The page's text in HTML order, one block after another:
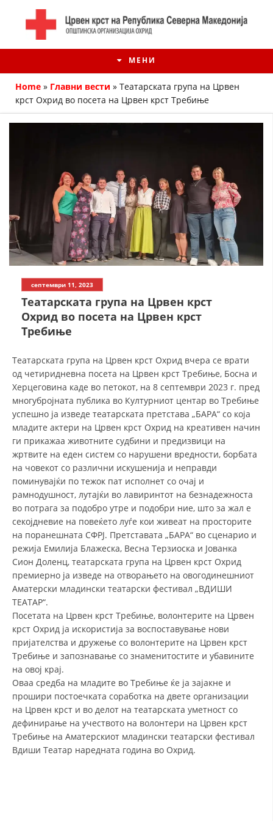
МЕНИ
ИСТОРИЈАТ НА ЦКРМ
ИСТОРИЈАТ НА ДВИЖЕЊЕТО
СТРУКТУРА НА ОРГАНИЗАЦИЈАТА
КОНТАКТ ИНФОРМАЦИИ
ЧЛЕНСТВО ВО ПРОФЕСИОНАЛНИ ТЕЛА
ЗАКОН ЗА ЦКРМ
СТАТУТ НА ЦКРМ
ОРГАНИЗАЦИЈА И РАЗВОЈ
РАКОВОДЕН ОДБОР
СОБРАНИЕ
СТРУКТУРА И ОРГАНИЗАЦИОНА ПОСТАВЕНОСТ
ДИСЕМИНАЦИЈА
MЕЃУНАРОДНО ХУМАНИТАРНО ПРАВО
УПОТРЕБА И ЗАШТИТА НА АМБЛЕМОТ
СОЦИЈАЛНО ХУМАНИТАРНА ДЕЈНОСТ
ПОДГОТВЕНОСТ И ДЕЈСТВО ПРИ КАТАСТРОФИ
ТИМОВИ НА ООЦК ОХРИД
ПРОЕКТИ – ПОДГОТВЕНОСТ И ДЕЈСТВУВАЊЕ ПРИ КАТАСТРОФИ
Home » Главни вести » Театарската група на Црвен
крст Охрид во посета на Црвен крст Требиње
септември 11, 2023
Театарската група на Црвен крст
Охрид во посета на Црвен крст
Требиње
Театарската група на Црвен крст Охрид вчера се врати
од четиридневна посета на Црвен крст Требиње, Босна и
Херцеговина каде во петокот, на 8 септември 2023 г. пред
многубројната публика во Културниот центар во Требиње
успешно ја изведе театарската претстава „БАРА“ со која
младите актери на Црвен крст Охрид на креативен начин
ги прикажаа животните судбини и предизвици на
жртвите на еден систем со нарушени вредности, борбата
на човекот со различни искушенија и неправди
поминувајќи по тежок пат исполнет со очај и
рамнодушност, лутајќи во лавиринтот на безнадежноста
во потрага за подобро утре и подобри ние, што за жал е
секојдневие на повеќето луѓе кои живеат на просторите
на поранешната СФРЈ. Претставата „БАРА“ во сценарио и
режија Емилија Блажеска, Весна Терзиоска и Јованка
Сион Доленц, театарската група на Црвен крст Охрид
премиерно ја изведе на отворањето на овогодинешниот
Аматерски младински театарски фестивал „ВДИШИ
ТЕАТАР“.
Посетата на Црвен крст Требиње, волонтерите на Црвен
крст Охрид ја искористија за воспоставување нови
пријателства и дружење со волонтерите на Црвен крст
Требиње и запознавање со знаменитостите и убавините
на овој крај.
Оваа средба на младите во Требиње ќе ја зајакне и
прошири постоечката соработка на двете организации
на Црвен крст и во делот на театарската уметност со
дефинирање на учеството на волонтери на Црвен крст
Требиње на Аматерскиот младински театарски фестивал
Вдиши Театар наредната година во Охрид.